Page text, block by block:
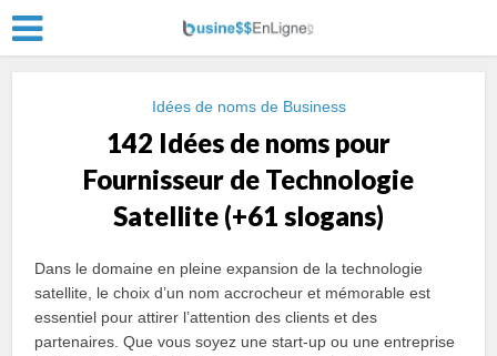
Idées de noms de Business
142 Idées de noms pour
Fournisseur de Technologie
Satellite (+61 slogans)
Dans le domaine en pleine expansion de la technologie
satellite, le choix d’un nom accrocheur et mémorable est
essentiel pour attirer l’attention des clients et des
partenaires. Que vous soyez une start-up ou une entreprise